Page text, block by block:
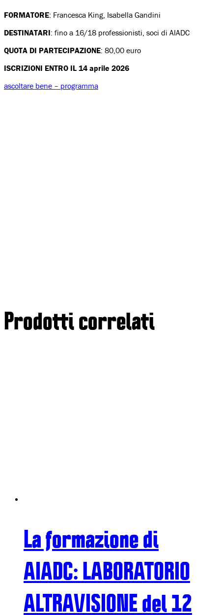
FORMATORE: Francesca King, Isabella Gandini
DESTINATARI: fino a 16/18 professionisti, soci di AIADC
QUOTA DI PARTECIPAZIONE: 80,00 euro
ISCRIZIONI ENTRO IL 14 aprile 2026
ascoltare bene – programma
Prodotti correlati
La formazione di
AIADC: LABORATORIO
ALTRAVISIONE del 12